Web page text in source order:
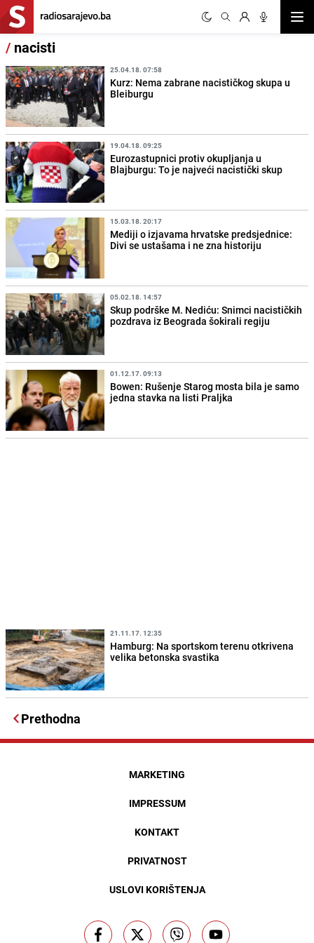
/ nacisti
25.04.18. 07:58
Kurz: Nema zabrane nacističkog skupa u
Bleiburgu
19.04.18. 09:25
Eurozastupnici protiv okupljanja u
Blajburgu: To je najveći nacistički skup
15.03.18. 20:17
Mediji o izjavama hrvatske predsjednice:
Divi se ustašama i ne zna historiju
05.02.18. 14:57
Skup podrške M. Nediću: Snimci nacističkih
pozdrava iz Beograda šokirali regiju
01.12.17. 09:13
Bowen: Rušenje Starog mosta bila je samo
jedna stavka na listi Praljka
21.11.17. 12:35
Hamburg: Na sportskom terenu otkrivena
velika betonska svastika
Prethodna
MARKETING
IMPRESSUM
KONTAKT
PRIVATNOST
USLOVI KORIŠTENJA